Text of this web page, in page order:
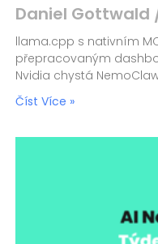
Daniel Gottwald
llama.cpp s nativním
přepracovaným
Nvidia chystá
Číst Více »